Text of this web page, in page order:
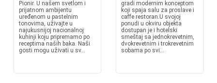
Pionir. U našem svetlom i
prijatnom ambijentu
uređenom u pastelnim
tonovima, uživajte u
najukusnijoj nacionalnoj
kuhinji koju pripremamo po
receptima naših baka. Naši
gosti mogu uživati u sv...
gradi modernim konceptom
koji spaja salu za proslave i
caffe restoran. ​U svojoj
ponudi u okviru objekta
dostupan je i hotelski
smeštaj sa jednokrevetnim,
dvokrevetnim i trokrevetnim
sobama po svi...